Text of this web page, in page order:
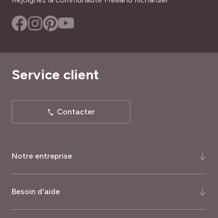
Notre entreprise
Besoin d'aide
Service client
Contacter